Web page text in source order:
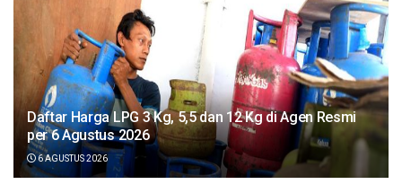
Daftar Harga LPG 3 Kg, 5,5 dan 12 Kg di Agen Resmi
per 6 Agustus 2026
6 AGUSTUS 2026